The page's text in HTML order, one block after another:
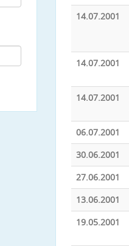
14.07.2001
14.07.2001
14.07.2001
06.07.2001
30.06.2001
27.06.2001
13.06.2001
19.05.2001